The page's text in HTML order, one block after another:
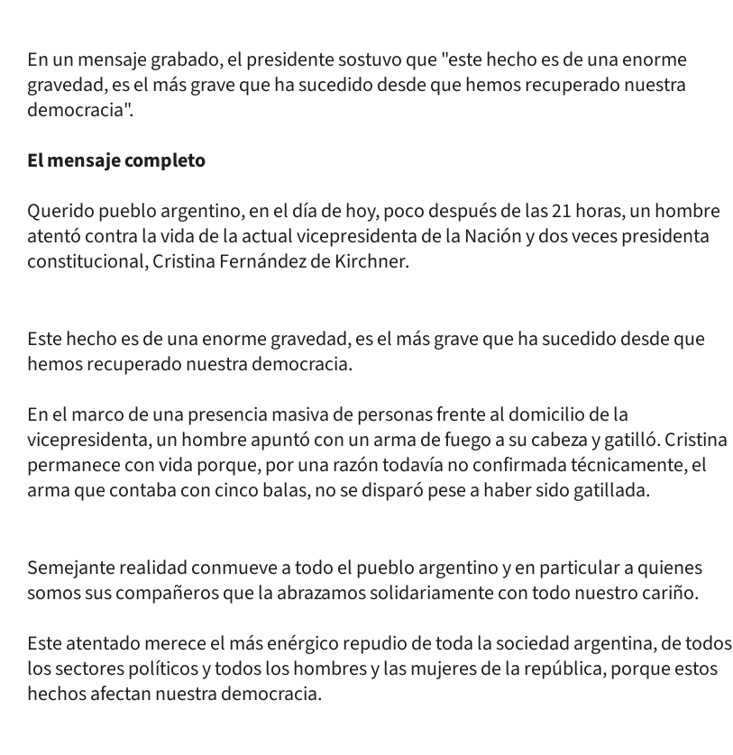
En un mensaje grabado, el presidente sostuvo que "este hecho es de una enorme
gravedad, es el más grave que ha sucedido desde que hemos recuperado nuestra
democracia".
El mensaje completo
Querido pueblo argentino, en el día de hoy, poco después de las 21 horas, un hombre
atentó contra la vida de la actual vicepresidenta de la Nación y dos veces presidenta
constitucional, Cristina Fernández de Kirchner.
Este hecho es de una enorme gravedad, es el más grave que ha sucedido desde que
hemos recuperado nuestra democracia.
En el marco de una presencia masiva de personas frente al domicilio de la
vicepresidenta, un hombre apuntó con un arma de fuego a su cabeza y gatilló. Cristina
permanece con vida porque, por una razón todavía no confirmada técnicamente, el
arma que contaba con cinco balas, no se disparó pese a haber sido gatillada.
Semejante realidad conmueve a todo el pueblo argentino y en particular a quienes
somos sus compañeros que la abrazamos solidariamente con todo nuestro cariño.
Este atentado merece el más enérgico repudio de toda la sociedad argentina, de todos
los sectores políticos y todos los hombres y las mujeres de la república, porque estos
hechos afectan nuestra democracia.